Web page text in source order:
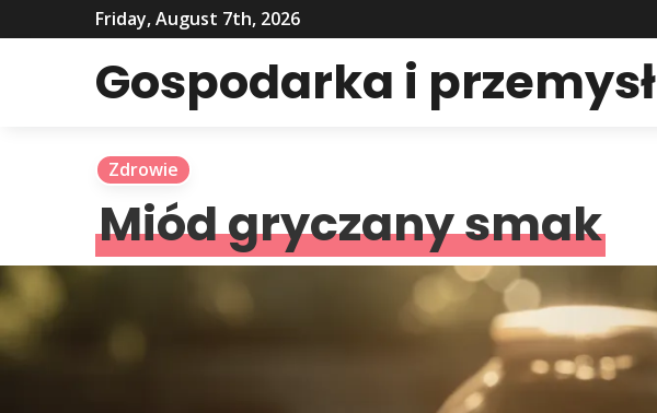
Friday, August 7th, 2026
Gospodarka i przemysł
Zdrowie
Miód gryczany smak